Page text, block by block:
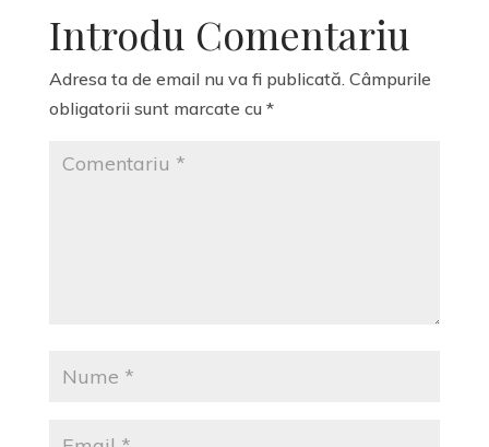
Introdu Comentariu
Adresa ta de email nu va fi publicată. Câmpurile
obligatorii sunt marcate cu *